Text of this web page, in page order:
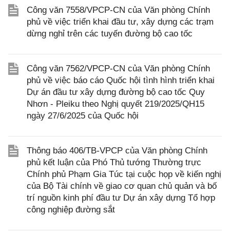
Công văn 7558/VPCP-CN của Văn phòng Chính
phủ về việc triển khai đầu tư, xây dựng các trạm
dừng nghỉ trên các tuyến đường bộ cao tốc
Công văn 7562/VPCP-CN của Văn phòng Chính
phủ về việc báo cáo Quốc hội tình hình triển khai
Dự án đầu tư xây dựng đường bộ cao tốc Quy
Nhơn - Pleiku theo Nghị quyết 219/2025/QH15
ngày 27/6/2025 của Quốc hội
Thông báo 406/TB-VPCP của Văn phòng Chính
phủ kết luận của Phó Thủ tướng Thường trực
Chính phủ Phạm Gia Túc tại cuộc họp về kiến nghị
của Bộ Tài chính về giao cơ quan chủ quản và bố
trí nguồn kinh phí đầu tư Dự án xây dựng Tổ hợp
công nghiệp đường sắt